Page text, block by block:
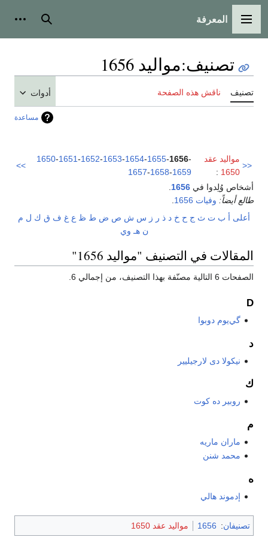
القائمة الرئيسية
المعرفة بحث
تصنيف:مواليد 1656
تصنيف ناقش هذه الصفحة أدوات
مساعدة
<<
مواليد عقد
1650
:
1650-1651-1652-1653-1654-1655-1656-
1657-1658-1659
>>
أشخاص وُلِدوا في 1656
طالع أيضاً: وفيات 1656
أعلى أ ب ت ث ج ح خ د ذ ر ز س ش ص ض ط ظ ع غ ف ق ك ل م
ن هـ وي
المقالات في التصنيف "مواليد 1656"
الصفحات 6 التالية مصنّفة بهذا التصنيف، من إجمالي 6.
D
گي‌يوم دوبوا
د
نيكولا دى لارجيليير
ك
روبير ده كوت
م
ماران ماريه
محمد شنن
ه
إدموند هالي
تصنيفان:
1656 مواليد عقد 1650